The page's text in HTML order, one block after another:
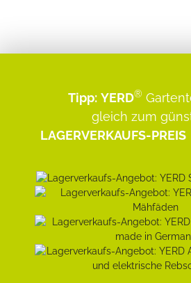
Tipp: YERD®
gleich zum
LAGERVERKAUFS-PREIS